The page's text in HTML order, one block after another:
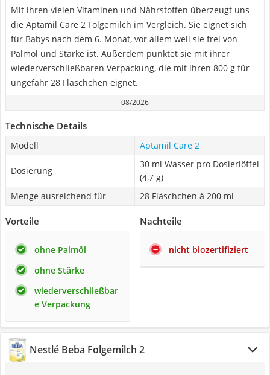
Mit ihren vielen Vitaminen und Nährstoffen überzeugt uns
die Aptamil Care 2 Folgemilch im Vergleich. Sie eignet sich
für Babys nach dem 6. Monat, vor allem weil sie frei von
Palmöl und Stärke ist. Außerdem punktet sie mit ihrer
wiederverschließbaren Verpackung, die mit ihren 800 g für
ungefähr 28 Fläschchen eignet.
08/2026
Technische Details
Modell Aptamil Care 2
Dosierung
30 ml Wasser pro Dosierlöffel
(4,7 g)
Menge ausreichend für
28 Fläschchen à 200 ml
Vorteile
ohne Palmöl
ohne Stärke
wiederverschließbar
e Verpackung
Nachteile
nicht biozertifiziert
Nestlé Beba Folgemilch 2